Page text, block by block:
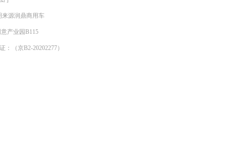
来源润鼎商用车
产业园B115
：（京B2-20202277）